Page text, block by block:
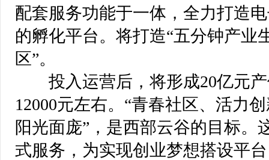
配套服务功能于一体，全力打造
的孵化平台。将打造“五分钟产业
区”。
投入运营后，将形成20亿元产
12000元左右。“青春社区、活力
阳光面庞”，是西部云谷的目标。
式服务，为实现创业梦想搭设平